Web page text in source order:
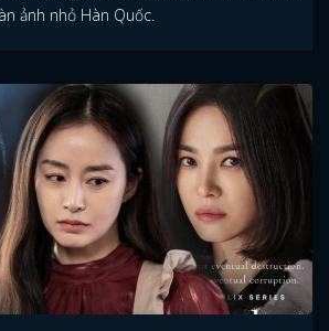
ảnh nhỏ Hàn Quốc.